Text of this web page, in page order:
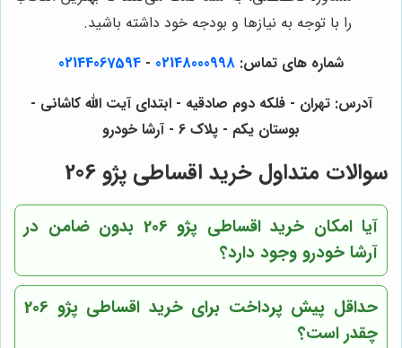
را با توجه به نیازها و بودجه خود داشته باشید.
شماره های تماس: 02148000998
-
02144067594
آدرس: تهران - فلکه دوم صادقیه - ابتدای آیت الله کاشانی -
بوستان یکم - پلاک 6 - آرشا خودرو
سوالات متداول خرید اقساطی پژو 206
آیا امکان خرید اقساطی پژو 206 بدون ضامن در
آرشا خودرو وجود دارد؟
حداقل پیش پرداخت برای خرید اقساطی پژو 206
چقدر است؟